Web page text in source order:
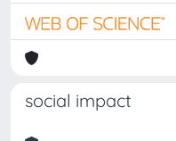
social impact